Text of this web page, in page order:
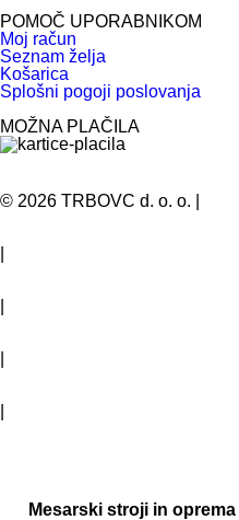
POMOČ UPORABNIKOM
Moj račun
Seznam želja
Košarica
Splošni pogoji poslovanja
MOŽNA PLAČILA
© 2026 TRBOVC d. o. o.
Mesarski stroji in oprema